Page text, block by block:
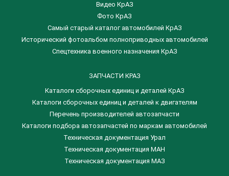
Видео КрАЗ
Фото КрАЗ
Самый старый каталог автомобилей КрАЗ
Исторический фотоальбом полноприводных автомобилей
Спецтехника военного назначения КрАЗ
ЗАПЧАСТИ КРАЗ
Каталоги сборочных единиц и деталей КрАЗ
​Каталоги сборочных единиц и деталей к двигателям
Перечень производителей автозапчасти
Каталоги подбора автозапчастей по маркам автомобилей
Техническая документация Урал
Техническая документация МАН
Техническая документация МАЗ